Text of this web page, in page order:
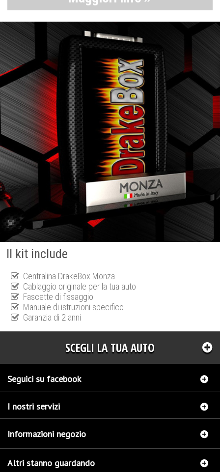
Il kit include
Centralina DrakeBox Monza
Cablaggio originale per la tua auto
Fascette di fissaggio
Manuale di istruzioni specifico
Garanzia di 2 anni
SCEGLI LA TUA AUTO
Seguici su facebook
I nostri servizi
Informazioni negozio
Altri stanno guardando